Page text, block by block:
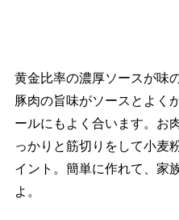
黄金比率の濃厚ソースが味
豚肉の旨味がソースとよく
ールにもよく合います。お
っかりと筋切りをして小麦
イント。簡単に作れて、家
よ。